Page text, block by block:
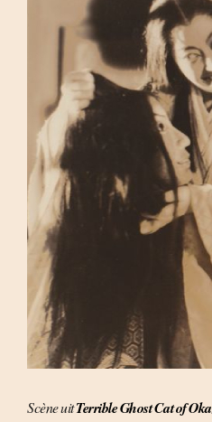
Scène uitTerrible Ghost Cat of